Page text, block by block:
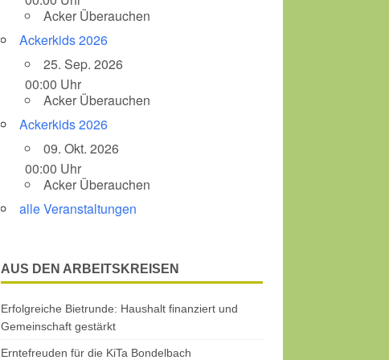
Acker Überauchen
Ackerkids 2026
25. Sep. 2026
00:00 Uhr
Acker Überauchen
Ackerkids 2026
09. Okt. 2026
00:00 Uhr
Acker Überauchen
alle Veranstaltungen
AUS DEN ARBEITSKREISEN
Erfolgreiche Bietrunde: Haushalt finanziert und
Gemeinschaft gestärkt
Erntefreuden für die KiTa Bondelbach